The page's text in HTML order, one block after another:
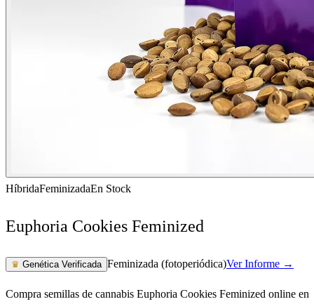
HíbridaFeminizadaEn Stock
Euphoria Cookies Feminized
♛ Genética Verificada Feminizada (fotoperiódica)Ver Informe →
Compra semillas de cannabis Euphoria Cookies Feminized online en